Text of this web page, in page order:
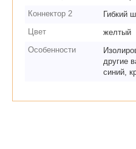
Коннектор 2
Гибкий
Цвет
желтый
Особенности
другие
синий,